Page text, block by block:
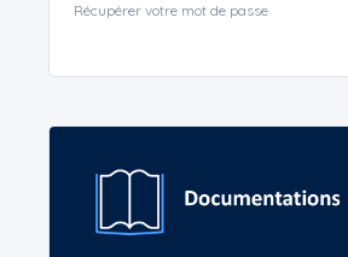
Récupérer votre mot de passe